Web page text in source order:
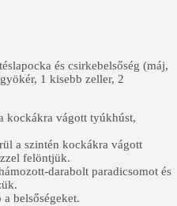
és csirkebelsőség (máj,
1 kisebb zeller, 2
kockákra vágott tyúkhúst,
a szintén kockákra vágott
felöntjük.
darabolt paradicsomot és
belsőségeket.